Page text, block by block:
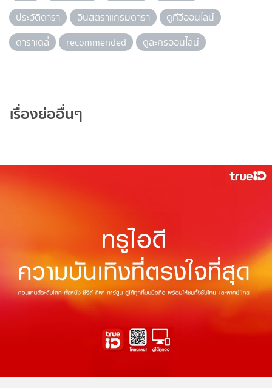
ประวัติดารา
อินสตราแกรมดารา
ดูทีวีออนไลน์
ดาราเดลี่
recommended ดูละครออนไลน์
เรื่องย่ออื่นๆ